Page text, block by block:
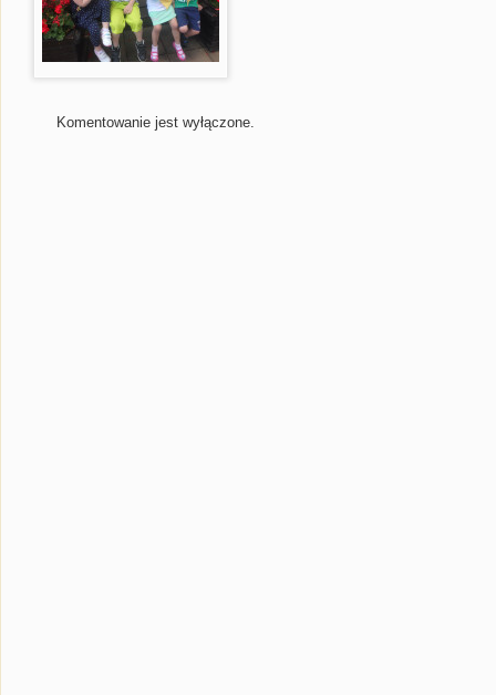
Komentowanie jest wyłączone.